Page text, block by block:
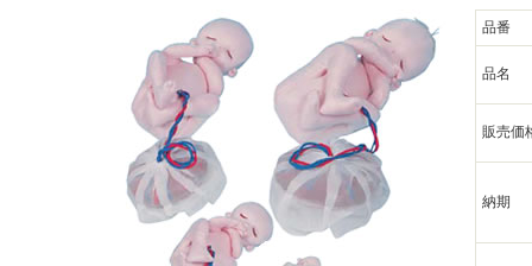
品番
品名
販売価
納期